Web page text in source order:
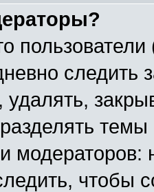
следить
удалять,
чтобы